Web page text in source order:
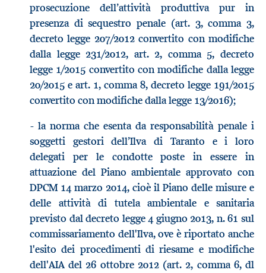
prosecuzione dell’attività produttiva pur in
presenza di sequestro penale (art. 3, comma 3,
decreto legge 207/2012 convertito con modifiche
dalla legge 231/2012, art. 2, comma 5, decreto
legge 1/2015 convertito con modifiche dalla legge
20/2015 e art. 1, comma 8, decreto legge 191/2015
convertito con modifiche dalla legge 13/2016);
- la norma che esenta da responsabilità penale i
soggetti gestori dell’Ilva di Taranto e i loro
delegati per le condotte poste in essere in
attuazione del Piano ambientale approvato con
DPCM 14 marzo 2014, cioè il Piano delle misure e
delle attività di tutela ambientale e sanitaria
previsto dal decreto legge 4 giugno 2013, n. 61 sul
commissariamento dell'Ilva, ove è riportato anche
l'esito dei procedimenti di riesame e modifiche
dell'AIA del 26 ottobre 2012 (art. 2, comma 6, dl